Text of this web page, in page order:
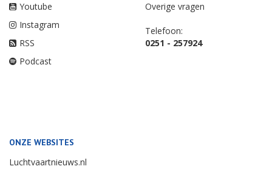
Youtube
Instagram
RSS
Podcast
Overige vragen
Telefoon:
0251 - 257924
ONZE WEBSITES
Luchtvaartnieuws.nl